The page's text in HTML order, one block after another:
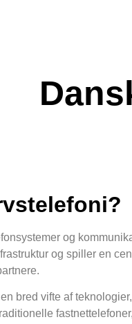
og
og spiller en
bred vifte af